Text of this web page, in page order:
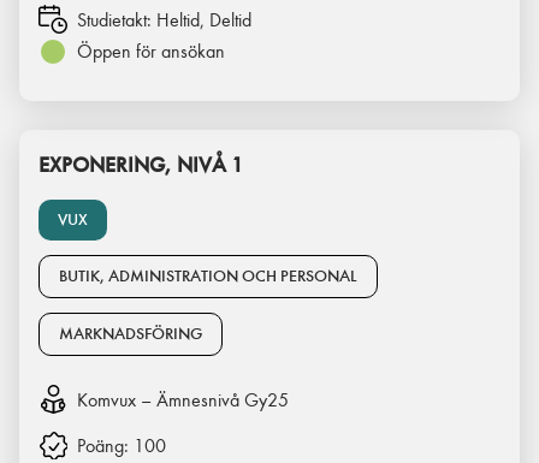
Studietakt: Heltid, Deltid
Öppen för ansökan
VUX
EXPONERING, NIVÅ 1
BUTIK, ADMINISTRATION OCH PERSONAL
MARKNADSFÖRING
Komvux – Ämnesnivå Gy25
Poäng: 100